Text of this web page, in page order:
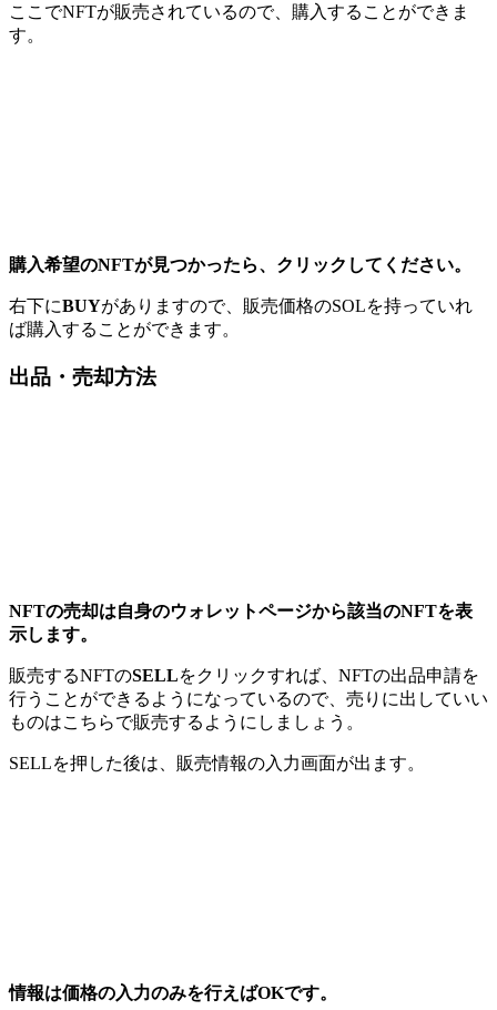
ここでNFTが販売されているので、購入することができま
す。
購入希望のNFTが見つかったら、クリックしてください。
右下にBUYがありますので、販売価格のSOLを持っていれ
ば購入することができます。
出品・売却方法
NFTの売却は自身のウォレットページから該当のNFTを表
示します。
販売するNFTのSELLをクリックすれば、NFTの出品申請を
行うことができるようになっているので、売りに出していい
ものはこちらで販売するようにしましょう。
SELLを押した後は、販売情報の入力画面が出ます。
情報は価格の入力のみを行えばOKです。